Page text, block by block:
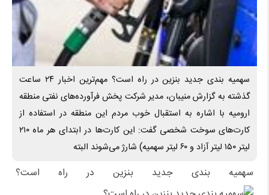
سهمیه بندی جدید بنزین در راه است؟ مهم‌ترین اخبار ۲۴ ساعت
گذشته به گزارش منیبان، مدیر شرکت پخش فرآورده‌های نفتی منطقه
ارومیه با اشاره به استقبال خوب مردم این منطقه در استفاده از
لیتر ۱۵۰ لیتر آزاد و ۶۰ لیتر سهمیه) شارژ می‌شوند البته
سهمیه بندی جدید بنزین در راه است؟